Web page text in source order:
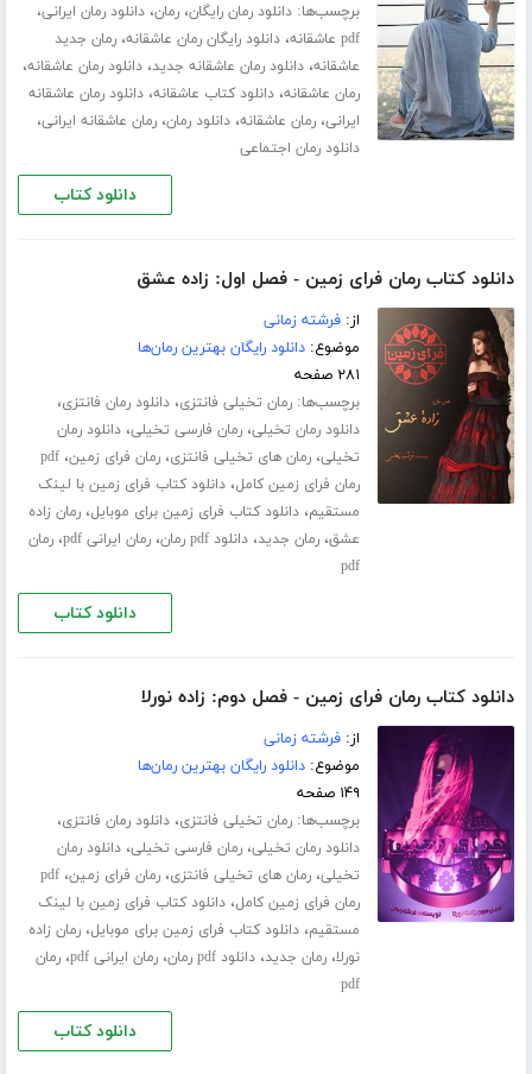
برچسب‌ها:دانلود رمان رایگان،رمان،دانلود رمان ایرانی،
pdf عاشقانه ،دانلود رایگان رمان عاشقانه،رمان جدید
عاشقانه،دانلود رمان عاشقانه جدید،دانلود رمان عاشقانه،
رمان عاشقانه،دانلود کتاب عاشقانه،دانلود رمان عاشقانه
ایرانی،رمان عاشقانه،دانلود رمان،رمان عاشقانه ایرانی،
دانلود رمان اجتماعی
دانلود کتاب
دانلود کتاب رمان فرای زمین - فصل اول: زاده عشق
از:فرشته زمانی
موضوع:دانلود رایگان بهترین رمان‌ها
۲۸۱ صفحه
برچسب‌ها:رمان تخیلی فانتزی،دانلود رمان فانتزی،
دانلود رمان تخیلی،رمان فارسی تخیلی،دانلود رمان
تخیلی،رمان های تخیلی فانتزی،رمان فرای زمین،pdf
رمان فرای زمین کامل،دانلود کتاب فرای زمین با لینک
مستقیم،دانلود کتاب فرای زمین برای موبایل،رمان زاده
عشق،رمان جدید،دانلود pdf رمان ،رمان ایرانی pdf ،رمان
pdf
دانلود کتاب
دانلود کتاب رمان فرای زمین - فصل دوم: زاده نورلا
از:فرشته زمانی
موضوع:دانلود رایگان بهترین رمان‌ها
۱۴۹ صفحه
برچسب‌ها:رمان تخیلی فانتزی،دانلود رمان فانتزی،
دانلود رمان تخیلی،رمان فارسی تخیلی،دانلود رمان
تخیلی،رمان های تخیلی فانتزی،رمان فرای زمین،pdf
رمان فرای زمین کامل،دانلود کتاب فرای زمین با لینک
مستقیم،دانلود کتاب فرای زمین برای موبایل،رمان زاده
نورلا،رمان جدید،دانلود pdf رمان ،رمان ایرانی pdf ،رمان
pdf
دانلود کتاب